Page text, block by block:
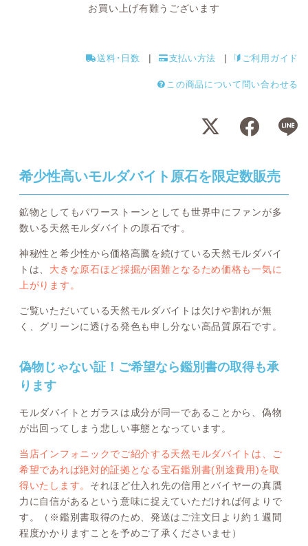
お買い上げ有難うございます
送料･日数 支払い方法 ご利用ガイド
この商品について問い合わせる
希少性高いモルダバイト原石を限定数販売
鉱物としてもパワーストーンとしても世界中にファンが多
数いる天然モルダバイトの原石です。
神秘性と希少性から価格高騰を続けている天然モルダバイ
トは、 大きな原石ほど採掘が困難となるため価格も一気に
上がります。
ご覧いただいている天然モルダバイトは欠けや割れが無
く、グリーンに透ける発色も申し分ない高品質原石です。
偽物じゃない証！ご希望なら鑑別書の取得も承
ります
モルダバイトとガラスは成分が同一であることから、偽物
が出回ってしまう悲しい事態となっています。
当店インフォニックでご紹介する天然モルダバイトは、ご
希望であれば絶対的証拠となる宝石鑑別書(別途費用)を取
得いたします。 それほど仕入れ先の信用とバイヤーの真贋
力に自信があるという意味に捉えていただければ何よりで
す。（※鑑別書取得のため、発送はご注文日より約１週間
程度かかりますことを予めご了承くださいませ）